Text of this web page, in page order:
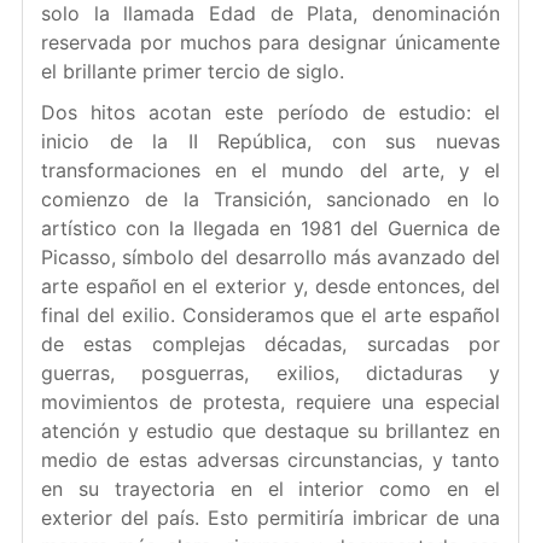
solo la llamada Edad de Plata, denominación
reservada por muchos para designar únicamente
el brillante primer tercio de siglo.
Dos hitos acotan este período de estudio: el
inicio de la II República, con sus nuevas
transformaciones en el mundo del arte, y el
comienzo de la Transición, sancionado en lo
artístico con la llegada en 1981 del Guernica de
Picasso, símbolo del desarrollo más avanzado del
arte español en el exterior y, desde entonces, del
final del exilio. Consideramos que el arte español
de estas complejas décadas, surcadas por
guerras, posguerras, exilios, dictaduras y
movimientos de protesta, requiere una especial
atención y estudio que destaque su brillantez en
medio de estas adversas circunstancias, y tanto
en su trayectoria en el interior como en el
exterior del país. Esto permitiría imbricar de una